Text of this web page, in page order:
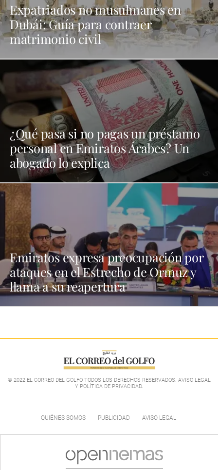
Expatriados no musulmanes en
Dubái: Guía para contraer
matrimonio civil
¿Qué pasa si no pagas un préstamo
personal en Emiratos Árabes? Un
abogado lo explica
Emiratos expresa preocupación por
ataques en el Estrecho de Ormuz y
llama a su reapertura
© 2022 EL CORREO DEL GOLFO TODOS LOS DERECHOS RESERVADOS. AVISO LEGAL
Y POLÍTICA DE PRIVACIDAD.
QUIÉNES SOMOS PUBLICIDAD AVISO LEGAL